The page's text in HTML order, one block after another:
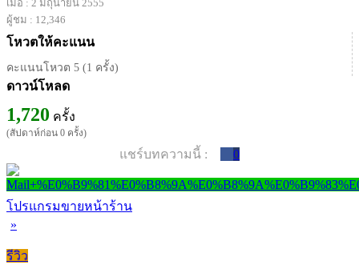
เมื่อ : 2 มิถุนายน 2555
ผู้ชม : 12,346
โหวตให้คะแนน
คะแนนโหวต 5 (1 ครั้ง)
ดาวน์โหลด
1,720 ครั้ง
(สัปดาห์ก่อน 0 ครั้ง)
แชร์บทความนี้ : 0
โปรแกรมขายหน้าร้าน
»
รีวิว